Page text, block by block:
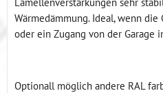
Wärmedämmung. Ideal, wenn die
oder ein Zugang von der Garage
Optionall möglich andere RAL